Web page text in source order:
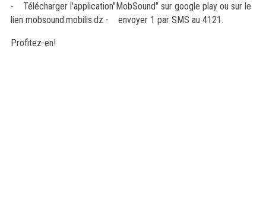
-
Télécharger l'application"MobSound" sur google play ou sur le
lien mobsound.mobilis.dz - envoyer 1 par SMS au 4121.
Profitez-en!